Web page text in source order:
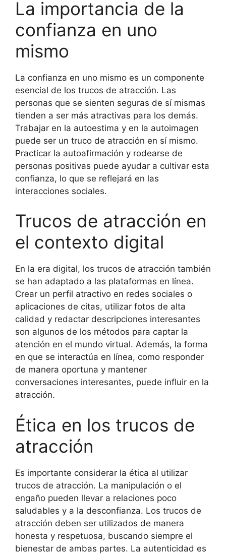
La importancia de la
confianza en uno
mismo
La confianza en uno mismo es un componente
esencial de los trucos de atracción. Las
personas que se sienten seguras de sí mismas
tienden a ser más atractivas para los demás.
Trabajar en la autoestima y en la autoimagen
puede ser un truco de atracción en sí mismo.
Practicar la autoafirmación y rodearse de
personas positivas puede ayudar a cultivar esta
confianza, lo que se reflejará en las
interacciones sociales.
Trucos de atracción en
el contexto digital
En la era digital, los trucos de atracción también
se han adaptado a las plataformas en línea.
Crear un perfil atractivo en redes sociales o
aplicaciones de citas, utilizar fotos de alta
calidad y redactar descripciones interesantes
son algunos de los métodos para captar la
atención en el mundo virtual. Además, la forma
en que se interactúa en línea, como responder
de manera oportuna y mantener
conversaciones interesantes, puede influir en la
atracción.
Ética en los trucos de
atracción
Es importante considerar la ética al utilizar
trucos de atracción. La manipulación o el
engaño pueden llevar a relaciones poco
saludables y a la desconfianza. Los trucos de
atracción deben ser utilizados de manera
honesta y respetuosa, buscando siempre el
bienestar de ambas partes. La autenticidad es